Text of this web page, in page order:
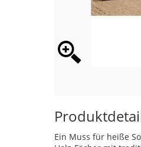
Ein Muss für heiße